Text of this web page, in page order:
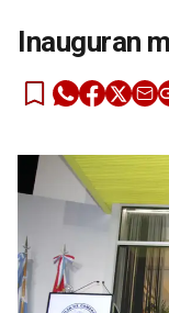
Inauguran